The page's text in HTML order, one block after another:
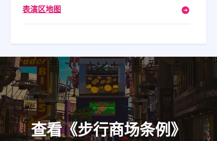
表演区地图
查看《步行商场条例》